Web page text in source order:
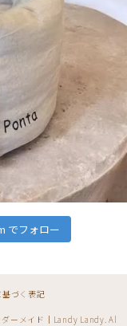
でフォロー
づく表記
ーメイド｜Landy Landy. Al